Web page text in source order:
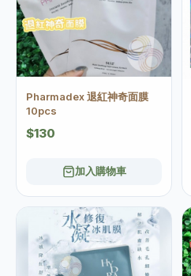
Pharmadex 退紅神奇面膜
10pcs
$130
加入購物車